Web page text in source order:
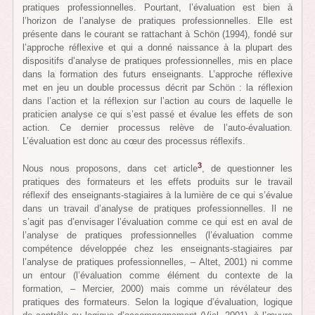
pratiques professionnelles. Pourtant, l’évaluation est bien à
l’horizon de l’analyse de pratiques professionnelles. Elle est
présente dans le courant se rattachant à Schön (1994), fondé sur
l’approche réflexive et qui a donné naissance à la plupart des
dispositifs d’analyse de pratiques professionnelles, mis en place
dans la formation des futurs enseignants. L’approche réflexive
met en jeu un double processus décrit par Schön : la réflexion
dans l’action et la réflexion sur l’action au cours de laquelle le
praticien analyse ce qui s’est passé et évalue les effets de son
action. Ce dernier processus relève de l’auto-évaluation.
L’évaluation est donc au cœur des processus réflexifs.
Nous nous proposons, dans cet article3, de questionner les
pratiques des formateurs et les effets produits sur le travail
réflexif des enseignants-stagiaires à la lumière de ce qui s’évalue
dans un travail d’analyse de pratiques professionnelles. Il ne
s’agit pas d’envisager l’évaluation comme ce qui est en aval de
l’analyse de pratiques professionnelles (l’évaluation comme
compétence développée chez les enseignants-stagiaires par
l’analyse de pratiques professionnelles, – Altet, 2001) ni comme
un entour (l’évaluation comme élément du contexte de la
formation, – Mercier, 2000) mais comme un révélateur des
pratiques des formateurs. Selon la logique d’évaluation, logique